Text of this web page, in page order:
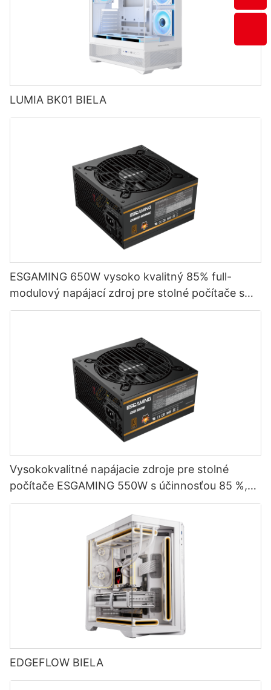
LUMIA BK01 BIELA
ESGAMING 650W vysoko kvalitný 85% full-
modulový napájací zdroj pre stolné počítače s
účinnosťou 80+ bronze ESB650W
Vysokokvalitné napájacie zdroje pre stolné
počítače ESGAMING 550W s účinnosťou 85 %,
certifikátom 80+ Bronze
EDGEFLOW BIELA